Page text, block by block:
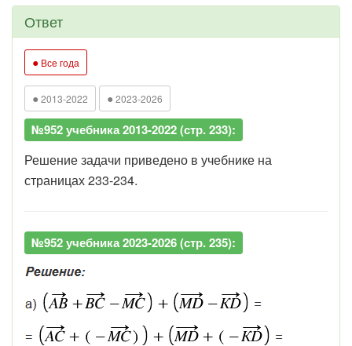
Ответ
● Все года
● 2013-2022 ● 2023-2026
№952 учебника 2013-2022 (стр. 233):
Решение задачи приведено в учебнике на
страницах 233-234.
№952 учебника 2023-2026 (стр. 235):